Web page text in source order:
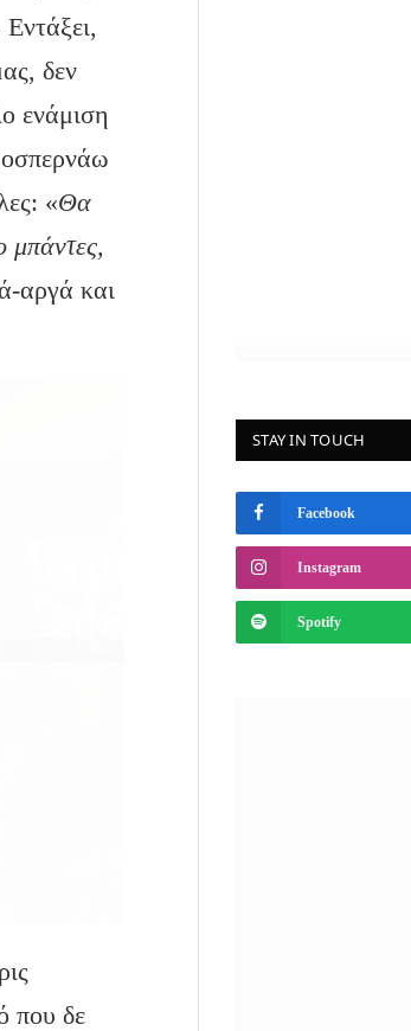
δεν
ενάμιση
«Θα
μπάντες,
αργά και
που δε
STAY IN TOUCH
Facebook
Instagram
Spotify